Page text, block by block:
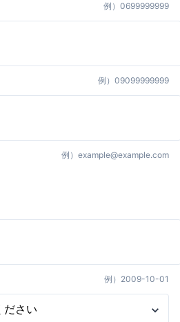
例） 0699999999
例） 09099999999
例） example@example.com
例） 2009-10-01